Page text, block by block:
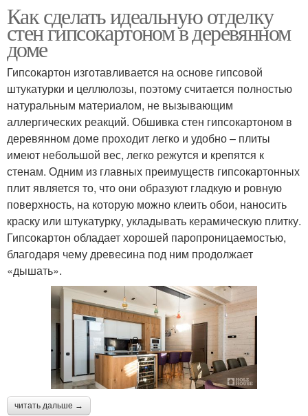
Как сделать идеальную отделку
стен гипсокартоном в деревянном
доме
Гипсокартон изготавливается на основе гипсовой
штукатурки и целлюлозы, поэтому считается полностью
натуральным материалом, не вызывающим
аллергических реакций. Обшивка стен гипсокартоном в
деревянном доме проходит легко и удобно – плиты
имеют небольшой вес, легко режутся и крепятся к
стенам. Одним из главных преимуществ гипсокартонных
плит является то, что они образуют гладкую и ровную
поверхность, на которую можно клеить обои, наносить
краску или штукатурку, укладывать керамическую плитку.
Гипсокартон обладает хорошей паропроницаемостью,
благодаря чему древесина под ним продолжает
«дышать».
читать дальше →